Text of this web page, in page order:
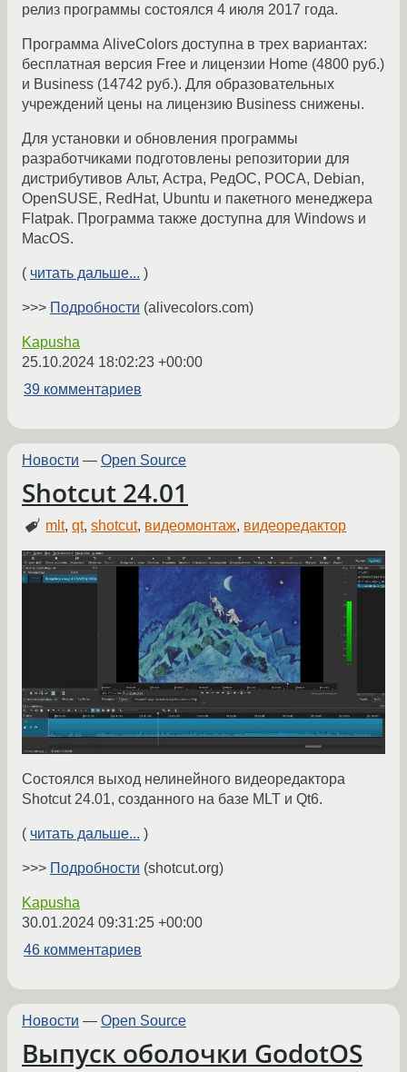
релиз программы состоялся 4 июля 2017 года.
Программа AliveColors доступна в трех вариантах:
бесплатная версия Free и лицензии Home (4800 руб.)
и Business (14742 руб.). Для образовательных
учреждений цены на лицензию Business снижены.
Для установки и обновления программы
разработчиками подготовлены репозитории для
дистрибутивов Альт, Астра, РедОС, РОСА, Debian,
OpenSUSE, RedHat, Ubuntu и пакетного менеджера
Flatpak. Программа также доступна для Windows и
MacOS.
( читать дальше... )
>>> Подробности (alivecolors.com)
Kapusha
25.10.2024 18:02:23 +00:00
39 комментариев
Новости — Open Source
Shotcut 24.01
mlt,qt,shotcut, видеомонтаж, видеоредактор
Состоялся выход нелинейного видеоредактора
Shotcut 24.01, созданного на базе MLT и Qt6.
( читать дальше... )
>>> Подробности (shotcut.org)
Kapusha
30.01.2024 09:31:25 +00:00
46 комментариев
Новости — Open Source
Выпуск оболочки GodotOS